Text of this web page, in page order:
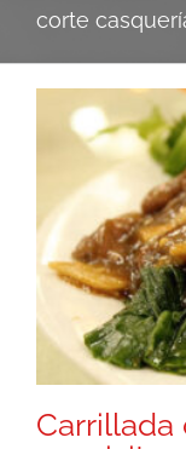
corte
Carrillada